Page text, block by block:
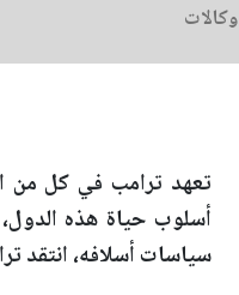
وكالات
تعهد ترامب في كل من
أسلوب حياة هذه
سياسات أسلافه، انتقد